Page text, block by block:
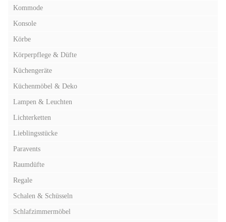
Kommode
Konsole
Körbe
Körperpflege & Düfte
Küchengeräte
Küchenmöbel & Deko
Lampen & Leuchten
Lichterketten
Lieblingsstücke
Paravents
Raumdüfte
Regale
Schalen & Schüsseln
Schlafzimmermöbel